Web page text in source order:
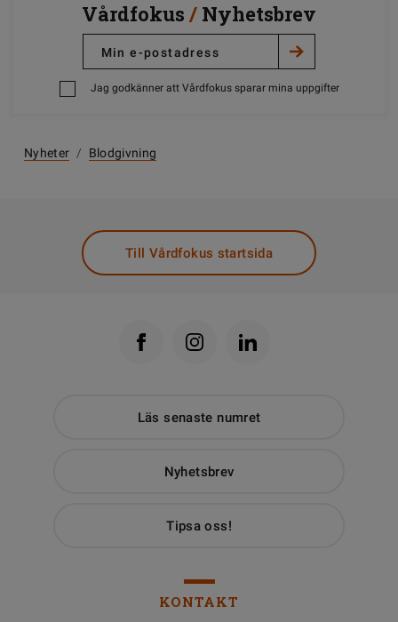
Vårdfokus / Nyhetsbrev
Jag godkänner att Vårdfokus sparar mina uppgifter
Nyheter / Blodgivning
Till Vårdfokus startsida
Läs senaste numret
Nyhetsbrev
Tipsa oss!
KONTAKT